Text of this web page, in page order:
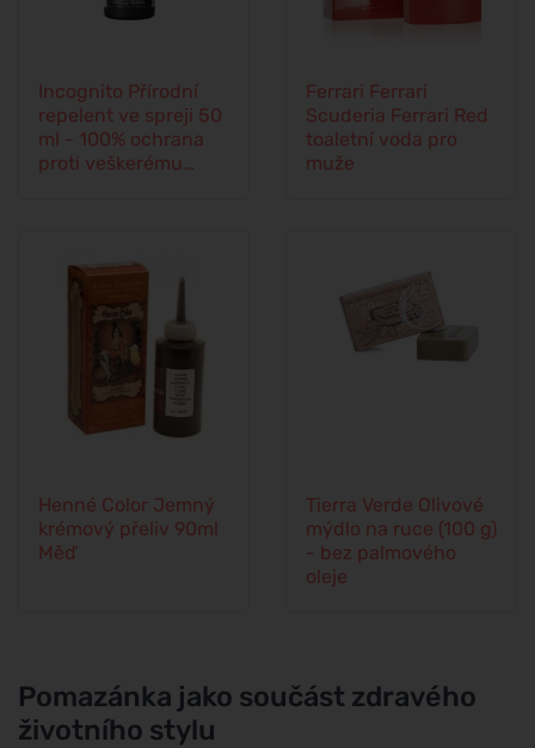
Incognito Přírodní
repelent ve spreji 50
ml - 100% ochrana
proti veškerému
Ferrari Ferrari
Scuderia Ferrari Red
toaletní voda pro
muže
Henné Color Jemný
krémový přeliv 90ml
Měď
Tierra Verde Olivové
mýdlo na ruce (100 g)
- bez palmového
oleje
Pomazánka jako součást zdravého
životního stylu